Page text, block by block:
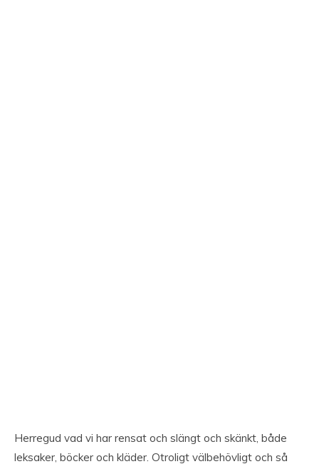
Herregud vad vi har rensat och slängt och skänkt, både
leksaker, böcker och kläder. Otroligt välbehövligt och så